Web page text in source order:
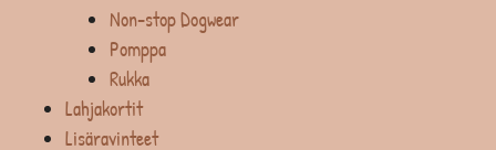
Non-stop Dogwear
Pomppa
Rukka
Lahjakortit
Lisäravinteet